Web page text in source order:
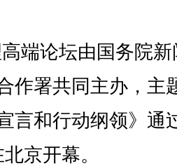
端论坛由国务院
作署共同主办，主
言和行动纲领》通
京开幕。